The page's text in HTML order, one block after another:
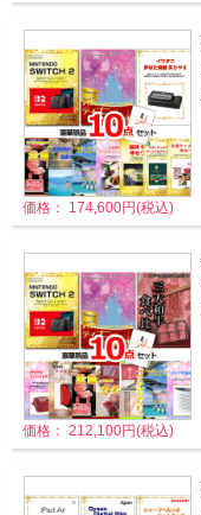
価格： 174,600円(税込)
価格： 212,100円(税込)